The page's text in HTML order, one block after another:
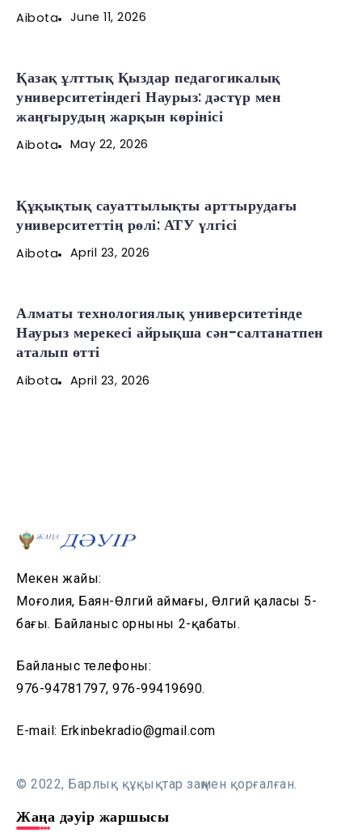
Aibota June 11, 2026
Қазақ ұлттық Қыздар педагогикалық
университетіндегі Наурыз: дәстүр мен
жаңғырудың жарқын көрінісі
Aibota May 22, 2026
Құқықтық сауаттылықты арттырудағы
университеттің рөлі: АТУ үлгісі
Aibota April 23, 2026
Алматы технологиялық университетінде
Наурыз мерекесі айрықша сән-салтанатпен
аталып өтті
Aibota April 23, 2026
Мекен жайы:
Моңғолия, Баян-Өлгий аймағы, Өлгий қаласы 5-
бағы. Байланыс орнының 2-қабаты.
Байланыс телефоны:
976-94781797, 976-99419690.
E-mail: Erkinbekradio@gmail.com
© 2022, Барлық құқықтар заңмен қорғалған.
Жаңа дәуір жаршысы